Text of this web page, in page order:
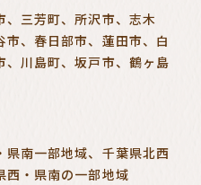
三芳町、所沢市、志木
、春日部市、蓮田市、白
、川島町、坂戸市、鶴ヶ島
南一部地域、 千葉県北西
西・県南の一部地域